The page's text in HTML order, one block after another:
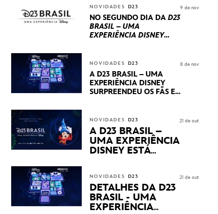
INTERNACIONAIS E
PRODUÇÕES BRASILEIRAS
NOVIDADES D23
NO SEGUNDO DIA DA D23
BRASIL – UMA
EXPERIÊNCIA DISNEY
STUDIOS REVELARAM
PRÉVIAS E NOVIDADES
DOS SEUS PRÓXIMOS
LANÇAMENTOS
9 de nov
NOVIDADES D23
A D23 BRASIL – UMA
EXPERIÊNCIA DISNEY
SURPREENDEU OS FÃS EM
APRESENTAÇÕES E
PRODUTOS EXCLUSIVOS
NO TRANSAMÉRICA EXPO
CENTER EM SÃO PAULO
8 de nov
NOVIDADES D23
A D23 BRASIL –
UMA EXPERIÊNCIA
DISNEY ESTÁ
21 de out
NOVIDADES D23
DETALHES DA D23
BRASIL - UMA
EXPERIÊNCIA
21 de out